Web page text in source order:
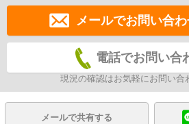
メールでお問い合
電話でお問い合
現況の確認はお気軽にお問い合
メールで共有する